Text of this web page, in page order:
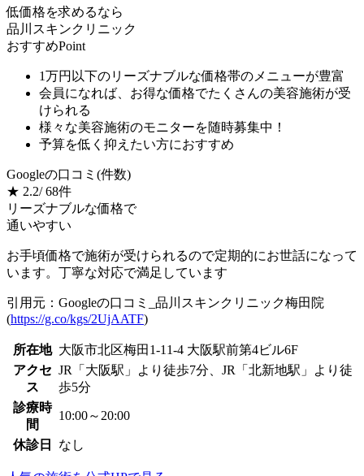
低価格を求めるなら
品川スキンクリニック
おすすめPoint
1万円以下のリーズナブルな価格帯のメニューが豊富
会員になれば、お得な価格でたくさんの美容施術が受
けられる
様々な美容施術のモニターを随時募集中！
予算を低く抑えたい方におすすめ
Googleの⼝コミ(件数)
★ 2.2/ 68件
リーズナブルな価格で
通いやすい
お手頃価格で施術が受けられるので定期的にお世話になって
います。丁寧な対応で満足しています
引用元：Googleの口コミ_品川スキンクリニック梅田院
(https://g.co/kgs/2UjAATF)
所在地 大阪市北区梅田1-11-4 大阪駅前第4ビル6F
アクセ
ス
JR「大阪駅」より徒歩7分、JR「北新地駅」より徒
歩5分
診療時
間
10:00～20:00
休診日 なし